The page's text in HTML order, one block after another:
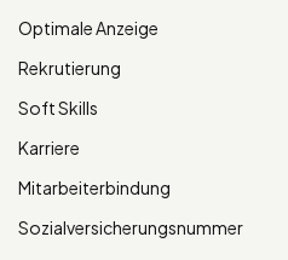
Optimale Anzeige
Rekrutierung
Soft Skills
Karriere
Mitarbeiterbindung
Sozialversicherungsnummer